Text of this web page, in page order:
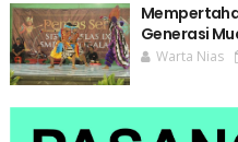
Generasi
Warta Nias